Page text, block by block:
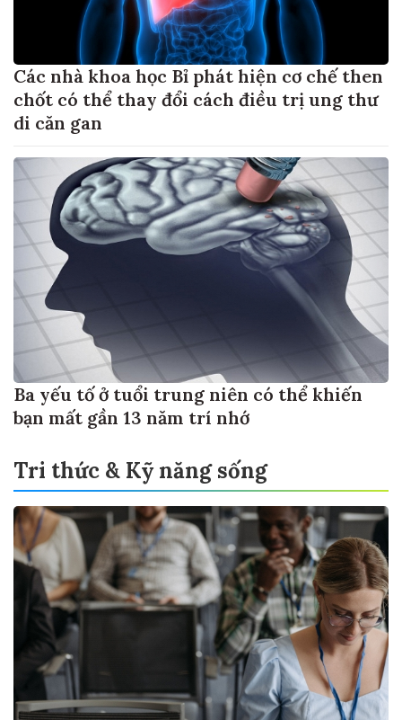
Các nhà khoa học Bỉ phát hiện cơ chế then
chốt có thể thay đổi cách điều trị ung thư
di căn gan
Ba yếu tố ở tuổi trung niên có thể khiến
bạn mất gần 13 năm trí nhớ
Tri thức & Kỹ năng sống